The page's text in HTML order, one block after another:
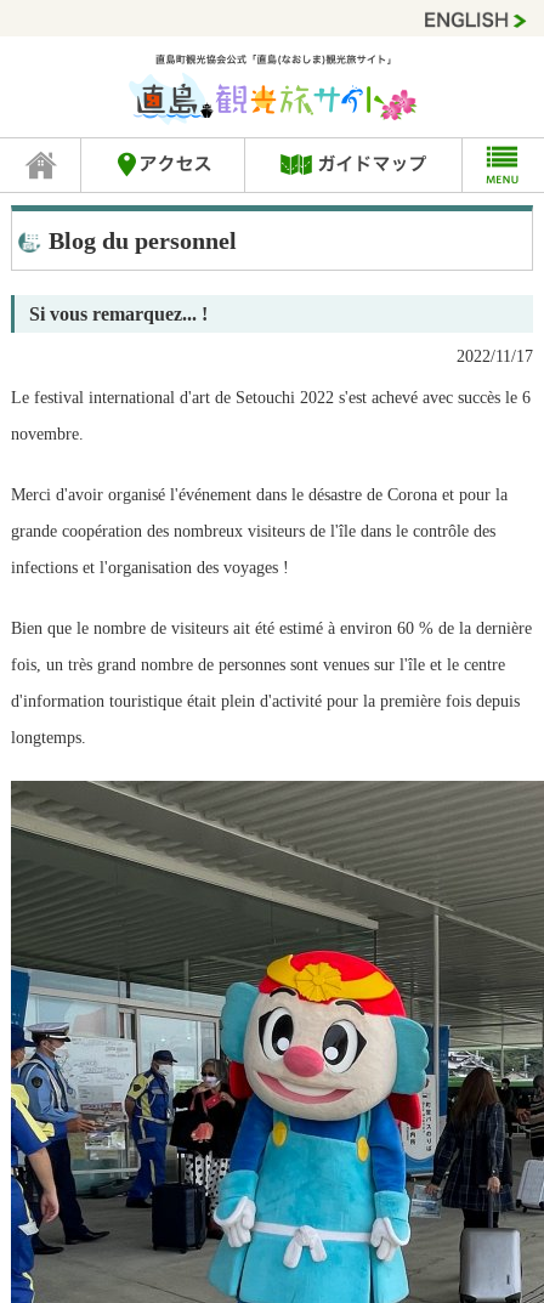
Blog du personnel
Si vous remarquez... !
2022/11/17
Le festival international d'art de Setouchi 2022 s'est achevé avec succès le 6
novembre.
Merci d'avoir organisé l'événement dans le désastre de Corona et pour la
grande coopération des nombreux visiteurs de l'île dans le contrôle des
infections et l'organisation des voyages !
Bien que le nombre de visiteurs ait été estimé à environ 60 % de la dernière
fois, un très grand nombre de personnes sont venues sur l'île et le centre
d'information touristique était plein d'activité pour la première fois depuis
longtemps.